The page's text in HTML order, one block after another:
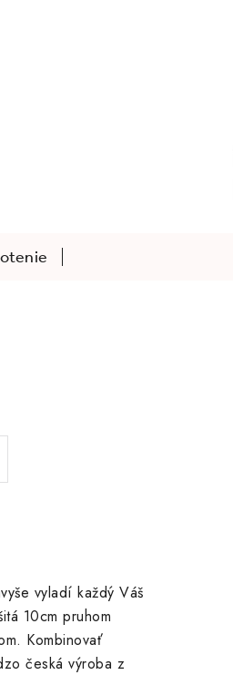
vyladí každý Váš
10cm pruhom
Kombinovať
česká výroba z